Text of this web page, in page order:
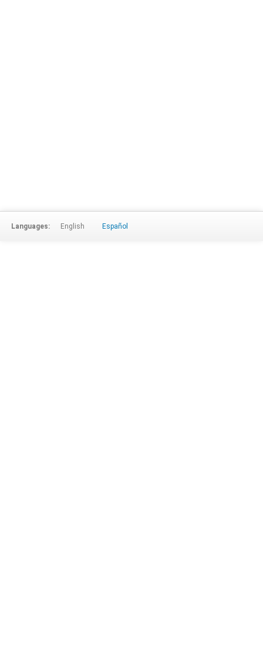
Languages: English Español